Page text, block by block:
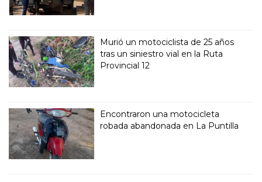
Murió un motociclista de 25 años
tras un siniestro vial en la Ruta
Provincial 12
Encontraron una motocicleta
robada abandonada en La Puntilla